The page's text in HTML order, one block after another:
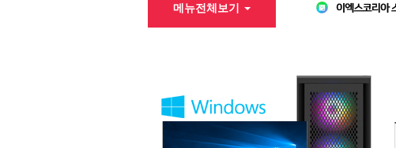
메뉴전체보기